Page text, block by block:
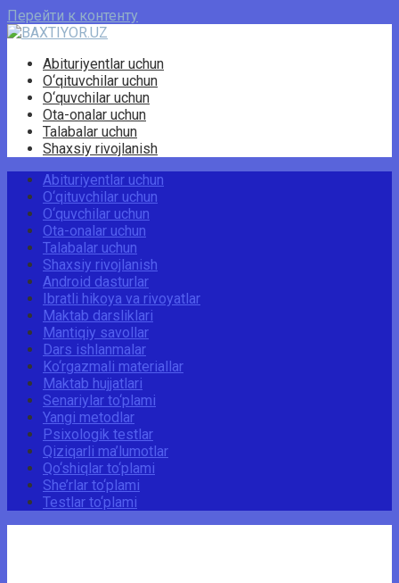
Перейти к контенту
Abituriyentlar uchun
O‘qituvchilar uchun
O‘quvchilar uchun
Ota-onalar uchun
Talabalar uchun
Shaxsiy rivojlanish
Abituriyentlar uchun
O‘qituvchilar uchun
O‘quvchilar uchun
Ota-onalar uchun
Talabalar uchun
Shaxsiy rivojlanish
Android dasturlar
Ibratli hikoya va rivoyatlar
Maktab darsliklari
Mantiqiy savollar
Dars ishlanmalar
Ko‘rgazmali materiallar
Maktab hujjatlari
Senariylar to‘plami
Yangi metodlar
Psixologik testlar
Qiziqarli ma’lumotlar
Qo‘shiqlar to‘plami
She’rlar to‘plami
Testlar to‘plami